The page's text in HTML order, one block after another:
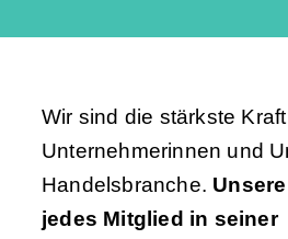
Wir sind die stärkste
Unternehmerinnen und
Handelsbranche.
jedes Mitglied in seiner